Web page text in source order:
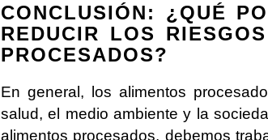
CONCLUSIÓN: ¿QUÉ
REDUCIR LOS
PROCESADOS?
En general, los alimentos
salud, el medio ambiente y la
alimentos procesados, debemos